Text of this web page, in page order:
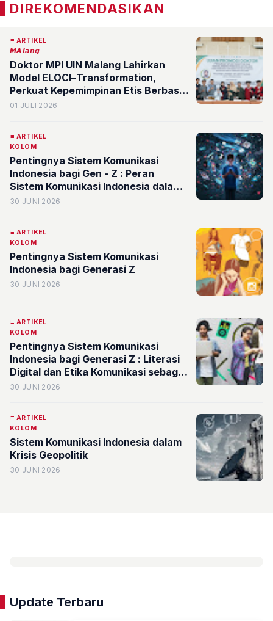
DIREKOMENDASIKAN
ARTIKEL
𝙈𝘼𝙡𝙖𝙣𝙜
Doktor MPI UIN Malang Lahirkan
Model ELOCI–Transformation,
Perkuat Kepemimpinan Etis Berbasis
Nilai Islam di Perguruan Tinggi
01 JULI 2026
ARTIKEL
KOLOM
Pentingnya Sistem Komunikasi
Indonesia bagi Gen - Z : Peran
Sistem Komunikasi Indonesia dalam
Mendukung Kehidupan Generasi Z di
30 JUNI 2026
ARTIKEL
KOLOM
Pentingnya Sistem Komunikasi
Indonesia bagi Generasi Z
30 JUNI 2026
ARTIKEL
KOLOM
Pentingnya Sistem Komunikasi
Indonesia bagi Generasi Z : Literasi
Digital dan Etika Komunikasi sebagai
Bekal Generasi Z Menghadapi Era
30 JUNI 2026
ARTIKEL
KOLOM
Sistem Komunikasi Indonesia dalam
Krisis Geopolitik
30 JUNI 2026
Update Terbaru